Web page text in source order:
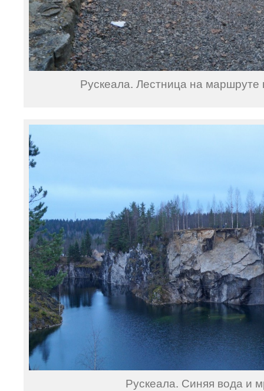
Рускеала. Лестница на маршруте
Рускеала. Синяя вода и